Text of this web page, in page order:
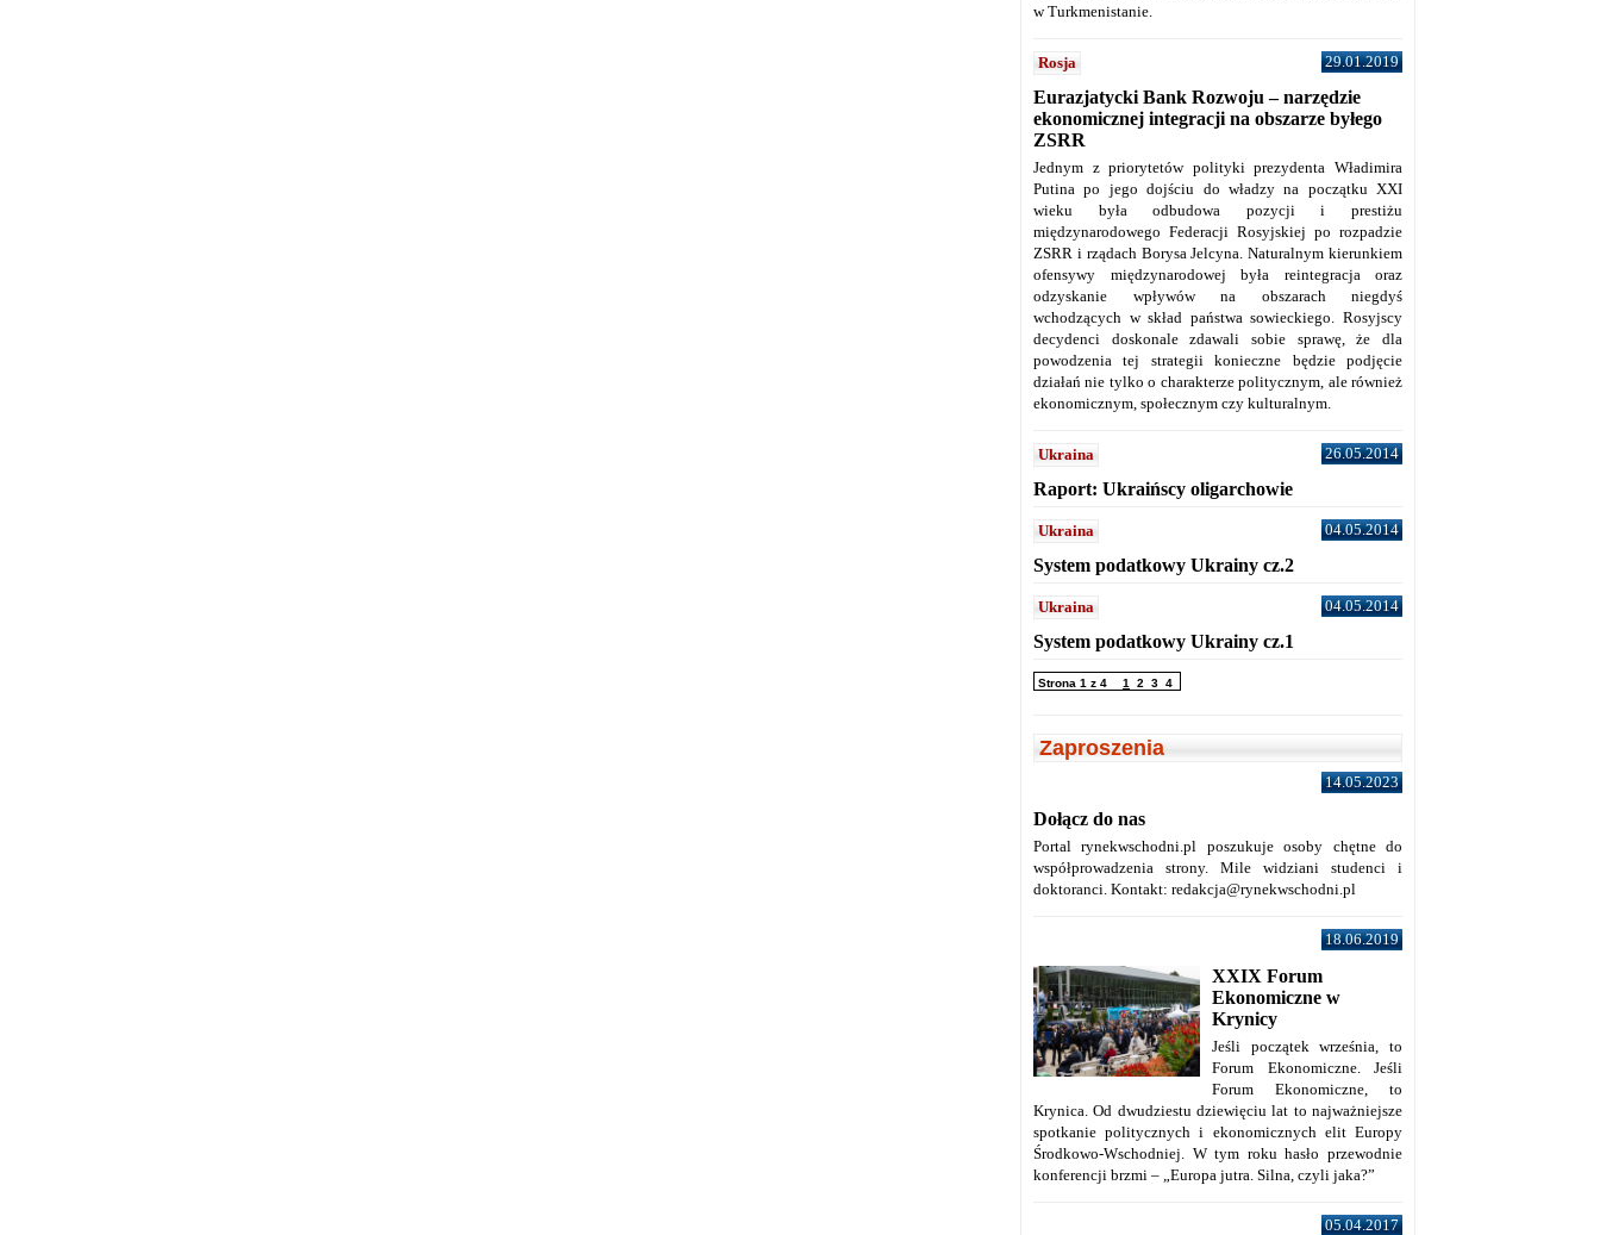
w Turkmenistanie.
Rosja 29.01.2019
Eurazjatycki Bank Rozwoju – narzędzie
ekonomicznej integracji na obszarze byłego
ZSRR
Jednym z priorytetów polityki prezydenta Władimira
Putina po jego dojściu do władzy na początku XXI
wieku była odbudowa pozycji i prestiżu
międzynarodowego Federacji Rosyjskiej po rozpadzie
ZSRR i rządach Borysa Jelcyna. Naturalnym kierunkiem
ofensywy międzynarodowej była reintegracja oraz
odzyskanie wpływów na obszarach niegdyś
wchodzących w skład państwa sowieckiego. Rosyjscy
decydenci doskonale zdawali sobie sprawę, że dla
powodzenia tej strategii konieczne będzie podjęcie
działań nie tylko o charakterze politycznym, ale również
ekonomicznym, społecznym czy kulturalnym.
Ukraina 26.05.2014
Raport: Ukraińscy oligarchowie
Ukraina 04.05.2014
System podatkowy Ukrainy cz.2
Ukraina 04.05.2014
System podatkowy Ukrainy cz.1
Strona 1 z 4 1 2 3 4
Zaproszenia
14.05.2023
Dołącz do nas
Portal rynekwschodni.pl poszukuje osoby chętne do
współprowadzenia strony. Mile widziani studenci i
doktoranci. Kontakt: redakcja@rynekwschodni.pl
18.06.2019
XXIX Forum
Ekonomiczne w
Krynicy
Jeśli początek września, to
Forum Ekonomiczne. Jeśli
Forum Ekonomiczne, to
Krynica. Od dwudziestu dziewięciu lat to najważniejsze
spotkanie politycznych i ekonomicznych elit Europy
Środkowo-Wschodniej. W tym roku hasło przewodnie
konferencji brzmi – „Europa jutra. Silna, czyli jaka?”
05.04.2017